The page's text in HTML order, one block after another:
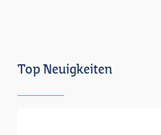
Top Neuigkeiten